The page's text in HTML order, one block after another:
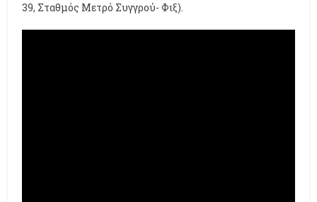
39, Σταθμός Μετρό Συγγρού- Φιξ).